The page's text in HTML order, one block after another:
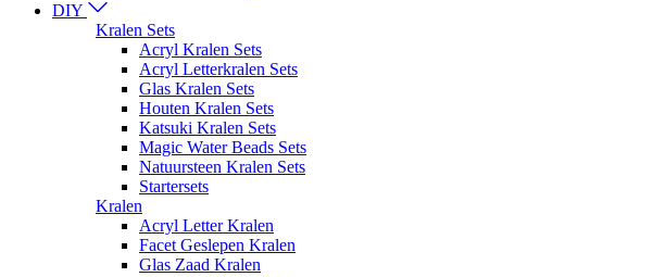
DIY
Kralen Sets
Acryl Kralen Sets
Acryl Letterkralen Sets
Glas Kralen Sets
Houten Kralen Sets
Katsuki Kralen Sets
Magic Water Beads Sets
Natuursteen Kralen Sets
Startersets
Kralen
Acryl Letter Kralen
Facet Geslepen Kralen
Glas Zaad Kralen